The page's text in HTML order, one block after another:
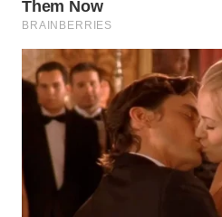
UTARA
WN
SAMOSIR
WN
PADANG
LAWAS
WN